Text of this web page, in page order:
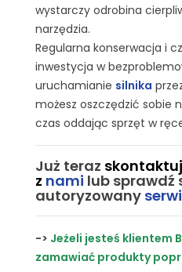
wystarczy odrobina
narzędzia.
Regularna konserwacja i
inwestycja w
uruchamianie silnika
możesz oszczędzić sobie
czas oddając sprzęt w
Już teraz
z nami lub sprawdź
autoryzowany
-> Jeżeli jesteś klientem
zamawiać produkty